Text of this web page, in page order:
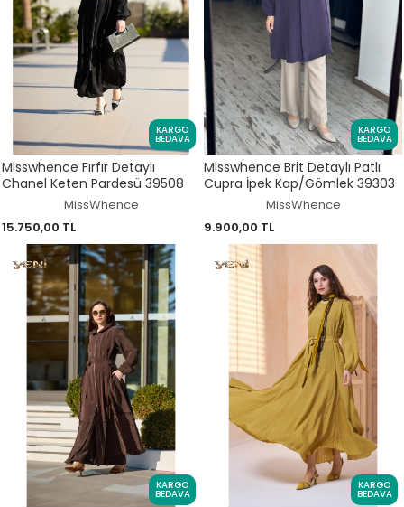
KARGO
BEDAVA
Misswhence Fırfır Detaylı
Chanel Keten Pardesü 39508
MissWhence
15.750,00 TL
KARGO
BEDAVA
Misswhence Brit Detaylı Patlı
Cupra İpek Kap/Gömlek 39303
MissWhence
9.900,00 TL
KARGO
BEDAVA
KARGO
BEDAVA